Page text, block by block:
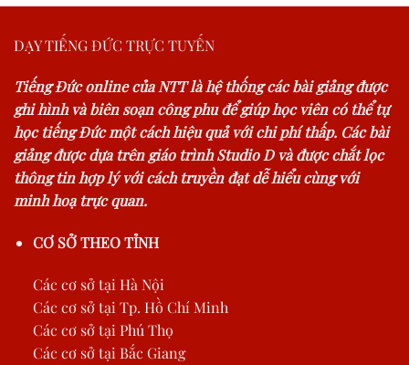
DẠY TIẾNG ĐỨC TRỰC TUYẾN
Tiếng Đức online của NTT là hệ thống các bài giảng được
ghi hình và biên soạn công phu để giúp học viên có thể tự
học tiếng Đức một cách hiệu quả với chi phí thấp. Các bài
giảng được dựa trên giáo trình Studio D và được chắt lọc
thông tin hợp lý với cách truyền đạt dễ hiểu cùng với
minh hoạ trực quan.
CƠ SỞ THEO TỈNH
Các cơ sở tại Hà Nội
Các cơ sở tại Tp. Hồ Chí Minh
Các cơ sở tại Phú Thọ
Các cơ sở tại Bắc Giang